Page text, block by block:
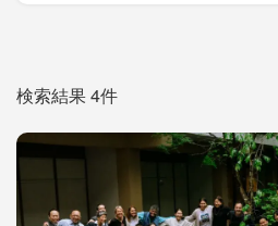
検索結果 4件